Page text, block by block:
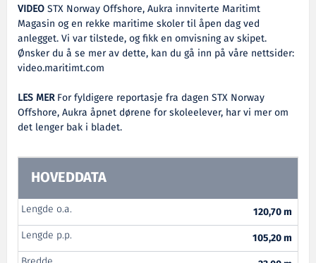
VIDEOSTX Norway Offshore, Aukra innviterte Maritimt
Magasin og en rekke maritime skoler til åpen dag ved
anlegget. Vi var tilstede, og fikk en omvisning av skipet.
Ønsker du å se mer av dette, kan du gå inn på våre nettsider:
video.maritimt.com
LES MERFor fyldigere reportasje fra dagen STX Norway
Offshore, Aukra åpnet dørene for skoleelever, har vi mer om
det lenger bak i bladet.
HOVEDDATA
Lengde o.a.
120,70 m
Lengde p.p.
105,20 m